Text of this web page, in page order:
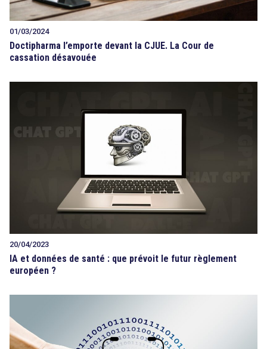
01/03/2024
Doctipharma l’emporte devant la CJUE. La Cour de
cassation désavouée
20/04/2023
IA et données de santé : que prévoit le futur règlement
européen ?